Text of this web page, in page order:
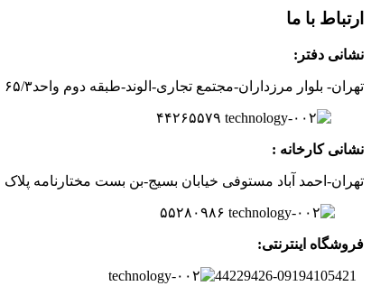
ارتباط با ما
نشانی دفتر:
تهران- بلوار مرزداران-مجتمع تجاری-الوند-طبقه دوم واحد۶ ۵/۳
۲۶۵۵۷۹
نشانی کارخانه :
تهران- احمد آباد مستوفی خیابان بسیج-بن بست مختارنامه پلاک ۴
فروشگاه اینترنتی:
44229426-09194105421